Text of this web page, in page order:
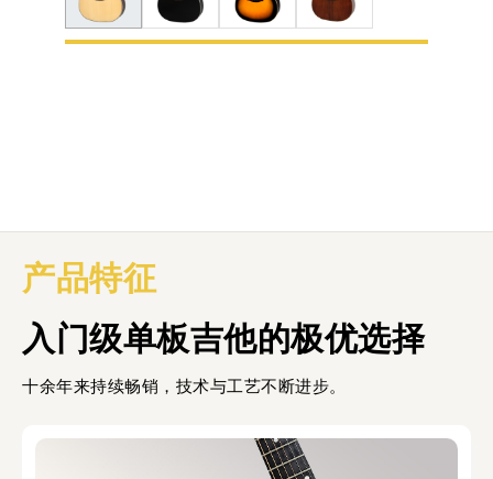
产品特征
入门级单板吉他的极优选择
十余年来持续畅销，技术与工艺不断进步。